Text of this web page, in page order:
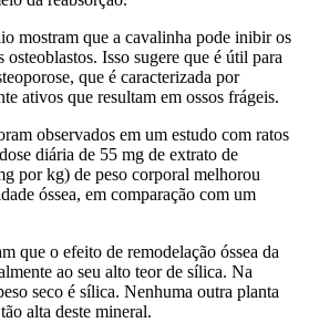
mostram que a cavalinha pode inibir os
osteoblastos. Isso sugere que é útil para
que é caracterizada por
ativos que resultam em ossos frágeis.
observados em um estudo com ratos
diária de 55 mg de extrato de
por kg) de peso corporal melhorou
óssea, em comparação com um
que o efeito de remodelação óssea da
ao seu alto teor de sílica. Na
seco é sílica. Nenhuma outra planta
alta deste mineral.